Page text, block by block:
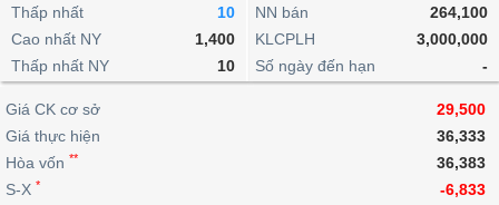
lỗ
dịch
nội
Niên
giám
Định
giá
ngoài
doanh
dịch
Chứng
quyền
quan
Thống
Thống
giao
dịch
Tin
tức
Phân
tích
kỹ
thuật
trực
tuyến
Vĩ
mô
lai
Chứng
quyền
Trái
phiếu
IR
Awards
tạo
Thấp nhất
10
Cao nhất NY
1,400
Thấp nhất NY
10
NN bán
264,100
KLCPLH
3,000,000
Số ngày đến hạn
-
Giá CK cơ sở
29,500
Giá thực hiện
36,333
Hòa vốn **
36,383
S-X *
-6,833
BẤT
ĐỘNG
SẢN
TÀI
CHÍNH